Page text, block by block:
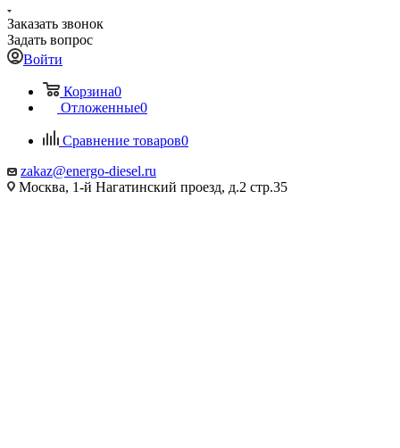
Заказать звонок
Задать вопрос
Войти
Корзина0
Отложенные0
Сравнение товаров0
zakaz@energo-diesel.ru
Москва, 1-й Нагатинский проезд, д.2 стр.35